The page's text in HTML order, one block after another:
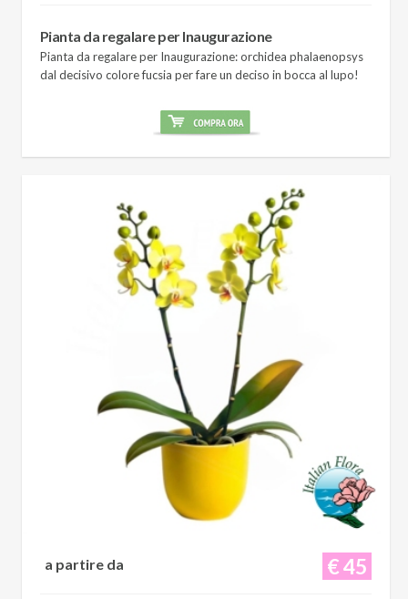
Pianta da regalare per Inaugurazione
Pianta da regalare per Inaugurazione: orchidea phalaenopsys
dal decisivo colore fucsia per fare un deciso in bocca al lupo!
€ 45
a partire da